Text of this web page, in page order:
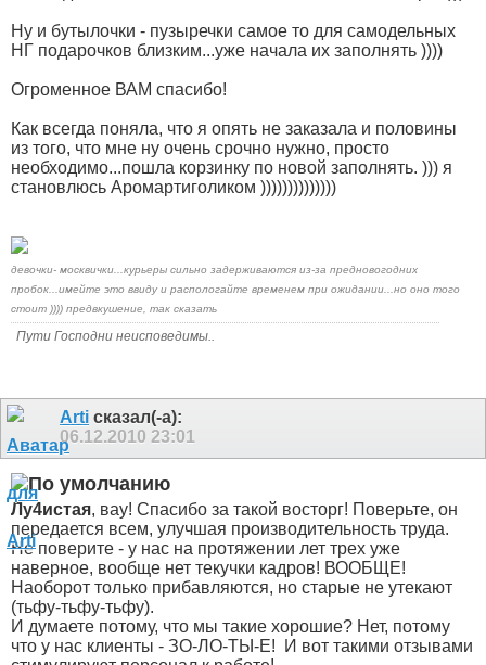
Ну и бутылочки - пузыречки самое то для самодельных
НГ подарочков близким...уже начала их заполнять ))))
Огроменное ВАМ спасибо!
Как всегда поняла, что я опять не заказала и половины
из того, что мне ну очень срочно нужно, просто
необходимо...пошла корзинку по новой заполнять. ))) я
становлюсь Аромартиголиком ))))))))))))))
девочки- москвички...курьеры сильно задерживаются из-за предновогодних
пробок...имейте это ввиду и распологайте временем при ожидании...но оно того
стоит )))) предвкушение, так сказать
Пути Господни неисповедимы..
Arti сказал(-а):
06.12.2010 23:01
Лу4истая, вау! Спасибо за такой восторг! Поверьте, он
передается всем, улучшая производительность труда.
Не поверите - у нас на протяжении лет трех уже
наверное, вообще нет текучки кадров! ВООБЩЕ!
Наоборот только прибавляются, но старые не утекают
(тьфу-тьфу-тьфу).
И думаете потому, что мы такие хорошие? Нет, потому
что у нас клиенты - ЗО-ЛО-ТЫ-Е!
И вот такими отзывами